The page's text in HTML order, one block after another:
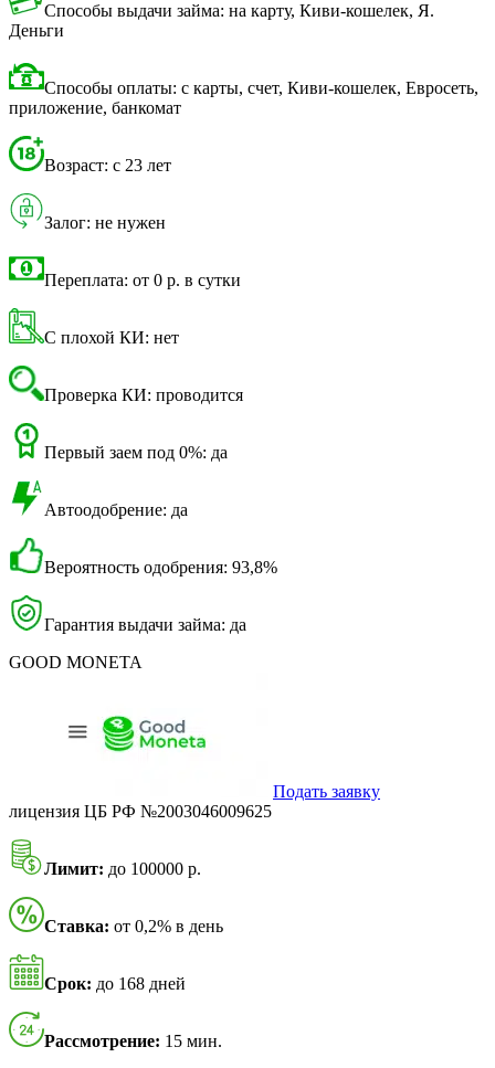
Способы выдачи займа: на карту, Киви-кошелек, Я.
Деньги
Способы оплаты: с карты, счет, Киви-кошелек, Евросеть,
приложение, банкомат
Возраст: с 23 лет
Залог: не нужен
Переплата: от 0 р. в сутки
С плохой КИ: нет
Проверка КИ: проводится
Первый заем под 0%: да
Автоодобрение: да
Вероятность одобрения: 93,8%
Гарантия выдачи займа: да
GOOD MONETA
Подать заявку
лицензия ЦБ РФ №2003046009625
Лимит: до 100000 р.
Ставка: от 0,2% в день
Срок: до 168 дней
Рассмотрение: 15 мин.